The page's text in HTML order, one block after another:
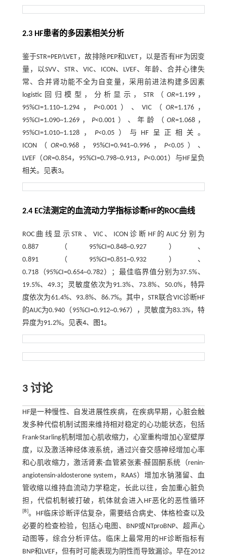
2.3 HF患者的多因素相关分析
鉴于STR=PEP/LVET，故排除PEP和LVET，以是否有HF为因变
量，以SVV、STR、VIC、ICON、LVEF、年龄、合并心律失
常、合并肾功能不全为自变量，采用前进法构建多因素
logistic回归模型，分析显示，STR（ OR=1.199，
95%CI=1.110~1.294， P<0.001）、VIC（OR=1.176，
95%CI=1.090~1.269，P<0.001）、年龄（OR=1.068，
95%CI=1.010~1.128， P<0.05）与HF呈正相关。
ICON（OR=0.968，95%CI=0.941~0.996， P<0.05）、
LVEF（OR=0.854，95%CI=0.798~0.913，P<0.001）与HF呈负
相关。见表3。
2.4 EC法测定的血流动力学指标诊断HF的ROC曲线
ROC曲线显示STR、VIC、ICON诊断HF的AUC分别为
0.887（95%CI=0.848~0.927）、
0.891（95%CI=0.851~0.932）、
0.718（95%CI=0.654~0.782）；最佳临界值分别为37.5%、
19.5%、49.3；灵敏度依次为91.3%、73.8%、50.0%，特异
度依次为61.4%、93.8%、86.7%。其中，STR联合VIC诊断HF
的AUC为0.940（95%CI=0.912~0.967），灵敏度为83.3%，特
异度为91.2%。见表4、 图1。
3 讨论
HF是一种慢性、自发进展性疾病，在疾病早期，心脏会触
发多种代偿机制试图来维持相对稳定的心功能状态，包括
Frank-Starling机制增加心肌收缩力，心室重构增加心室壁厚
度，以及激活神经体液系统，通过兴奋交感神经增加心率
和心肌收缩力，激活肾素-血管紧张素-醛固酮系统（renin-
angiotensin-aldosterone system，RAAS）增加水钠潴留、血
管收缩以维持血流动力学稳定，长此以往，会加重心脏负
担，代偿机制被打破，机体就会进入HF恶化的恶性循环
[8]。HF临床诊断评估复杂，需要结合病史、体格检查以及
必要的检查检验，包括心电图、BNP或NTproBNP、超声心
动图等，综合分析评估。临床上最常用的HF诊断指标有
BNP和LVEF，但有时可能表现为阴性而导致漏诊。早在2012